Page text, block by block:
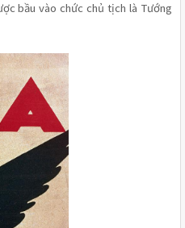
bầu vào chức chủ tịch là Tướng